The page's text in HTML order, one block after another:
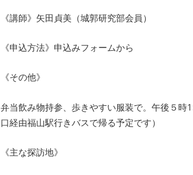
《講師》矢田貞美（城郭研究部会員）
《申込方法》申込みフォームから
《その他》
弁当飲み物持参、歩きやすい服装で。午後５
口経由福山駅行きバスで帰る予定です）
《主な探訪地》